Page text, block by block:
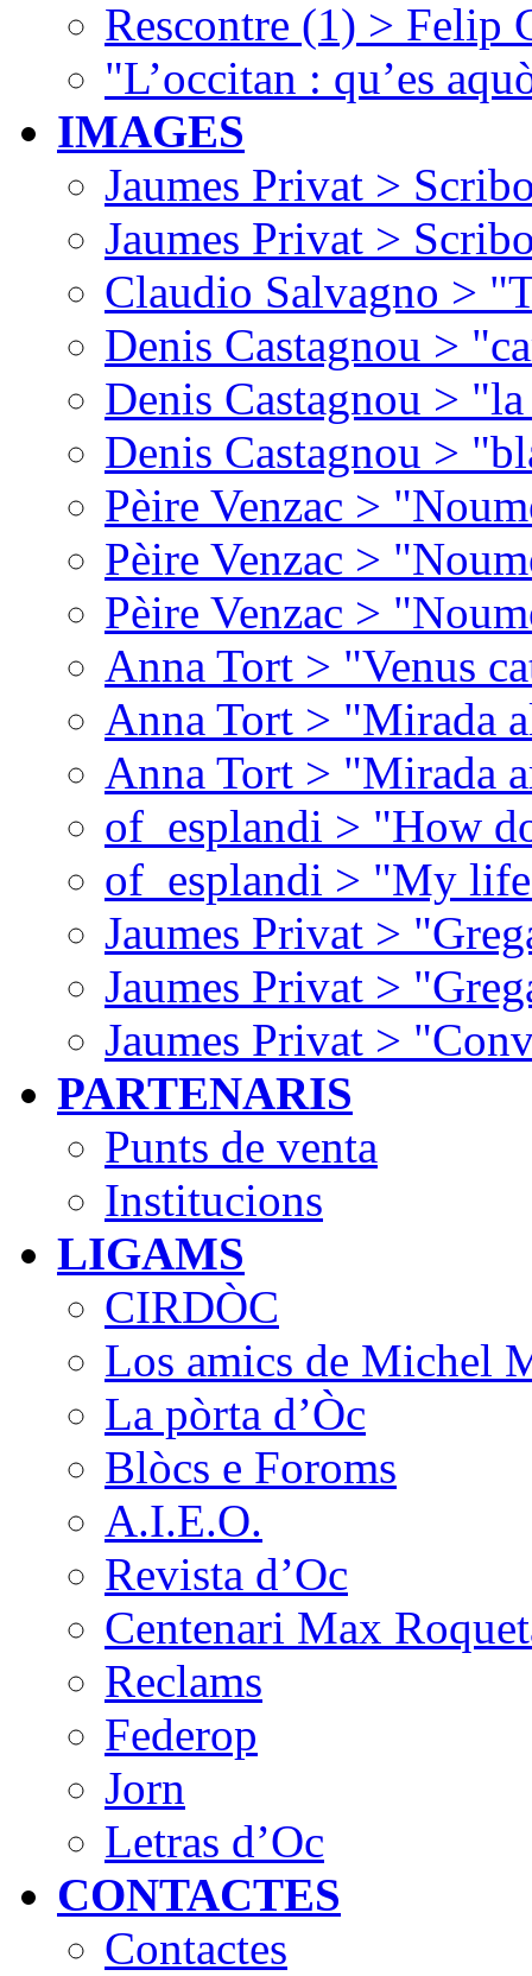
Rescontre (1) > Felip
"L’occitan : qu’es
IMAGES
Jaumes Privat >
Jaumes Privat >
Claudio Salvagno >
Denis Castagnou >
Denis Castagnou >
Denis Castagnou >
Pèire Venzac >
Pèire Venzac >
Pèire Venzac >
Anna Tort > "Venus
Anna Tort > "Mirada
Anna Tort > "Mirada
of_esplandi > "How
of_esplandi > "My
Jaumes Privat >
Jaumes Privat >
Jaumes Privat >
PARTENARIS
Punts de venta
Institucions
LIGAMS
CIRDÒC
Los amics de Michel
La pòrta d’Òc
Blòcs e Foroms
A.I.E.O.
Revista d’Oc
Centenari Max
Reclams
Federop
Jorn
Letras d’Oc
CONTACTES
Contactes